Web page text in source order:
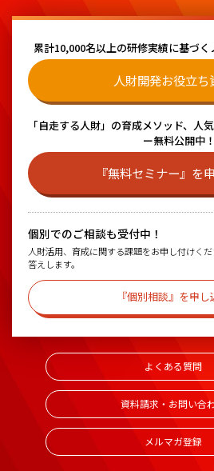
累計10,000名以上の研修実績に基づく
人財開発お役立ち
「自走する人財」の育成メソッド、 人
ー無料公開中！
『無料セミナー』を
個別でのご相談も受付中！
人財活用、育成に関する課題をお申し付けく
答えします。
『個別相談』を申し
よくある質問
資料請求・お問い合
メルマガ登録